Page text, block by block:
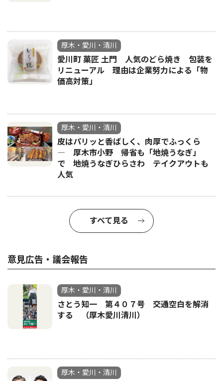
厚木・愛川・清川
愛川町 菓匠 土門 人気のどら焼き 包装を
リニューアル 理由は企業努力による「物
価高対策」
厚木・愛川・清川
皮はパリッと香ばしく、肉厚でふっくら
― 厚木市小野 帰省も「地焼うなぎ」
で 地焼うなぎひらさわ テイクアウトも
人気
すべて見る
意見広告・議会報告
厚木・愛川・清川
さとう知一 第４０７号 交通空白を解消
する （厚木愛川清川）
厚木・愛川・清川